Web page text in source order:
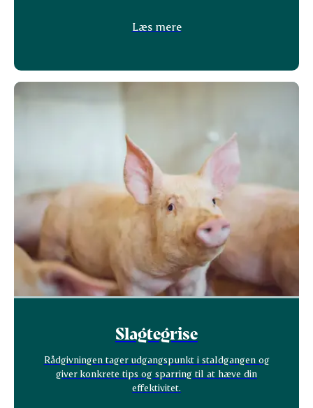
Læs mere
Slagtegrise
Rådgivningen tager udgangspunkt i staldgangen og
giver konkrete tips og sparring til at hæve din
effektivitet.